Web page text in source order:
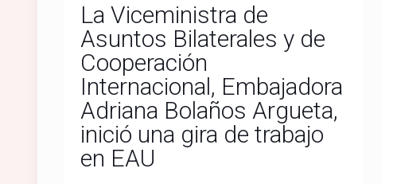
La Viceministra de
Asuntos Bilaterales y de
Cooperación
Internacional, Embajadora
Adriana Bolaños Argueta,
inició una gira de trabajo
en EAU